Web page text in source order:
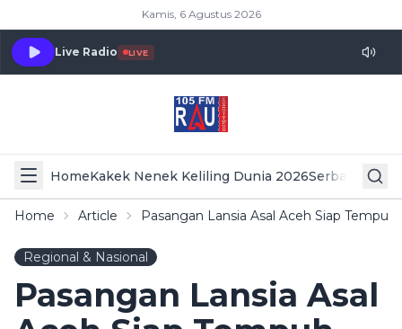
Kamis, 6 Agustus 2026
Live Radio LIVE
HomeKakek Nenek Keliling Dunia 2026Serba Serbi
Home Article Pasangan Lansia Asal Aceh Siap
Regional & Nasional
Pasangan Lansia Asal